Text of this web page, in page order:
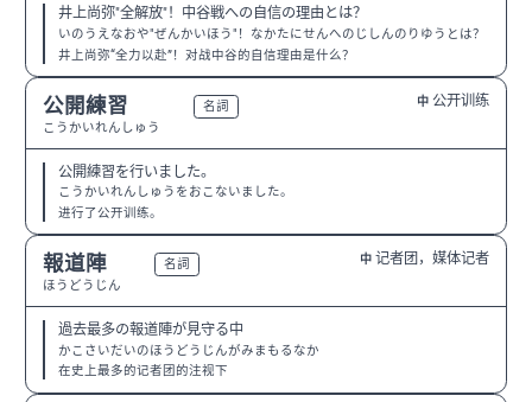
井上尚弥"全解放"！中谷戦への自信の理由とは？
いのうえなおや"ぜんかいほう"！なかたにせんへのじしんのりゆうとは？
井上尚弥“全力以赴”！对战中谷的自信理由是什么？
公開練習
こうかいれんしゅう
名詞 中 公开训练
公開練習を行いました。
こうかいれんしゅうをおこないました。
进行了公开训练。
報道陣
ほうどうじん
名詞 中 记者团，媒体记者
過去最多の報道陣が見守る中
かこさいだいのほうどうじんがみまもるなか
在史上最多的记者团的注视下